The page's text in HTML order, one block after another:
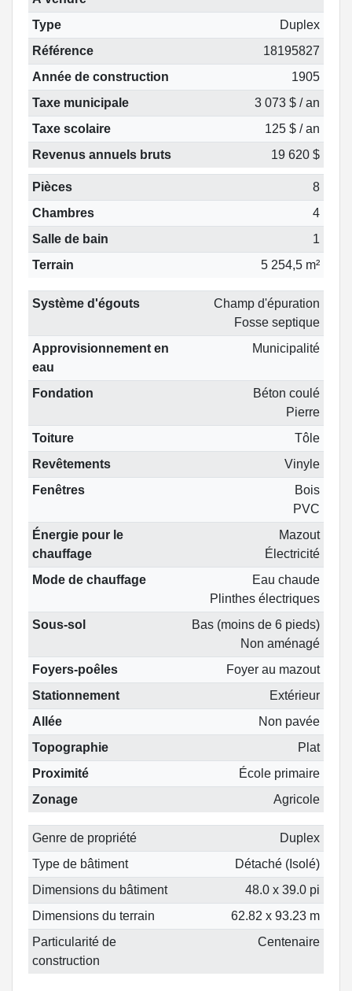
Type
Duplex
Référence
18195827
Année de construction
1905
Taxe municipale
3 073 $ / an
Taxe scolaire
125 $ / an
Revenus annuels bruts
19 620 $
Pièces
8
Chambres
4
Salle de bain
1
Terrain
5 254,5 m²
Système d'égouts
Champ d'épuration
Fosse septique
Approvisionnement en
eau
Municipalité
Fondation
Béton coulé
Pierre
Toiture
Tôle
Revêtements
Vinyle
Fenêtres
Bois
PVC
Énergie pour le
chauffage
Mazout
Électricité
Mode de chauffage
Eau chaude
Plinthes électriques
Sous-sol
Bas (moins de 6 pieds)
Non aménagé
Foyers-poêles
Foyer au mazout
Stationnement
Extérieur
Allée
Non pavée
Topographie
Plat
Proximité
École primaire
Zonage
Agricole
Genre de propriété
Duplex
Type de bâtiment
Détaché (Isolé)
Dimensions du bâtiment
48.0 x 39.0 pi
Dimensions du terrain
62.82 x 93.23 m
Particularité de
construction
Centenaire